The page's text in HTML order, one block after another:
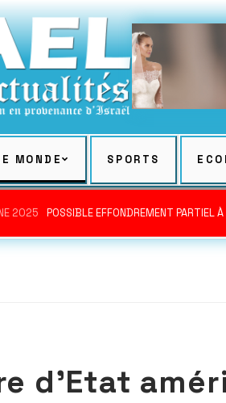
MONDE SPORTS
2025 POSSIBLE EFFONDREMENT PARTIEL
d’Etat